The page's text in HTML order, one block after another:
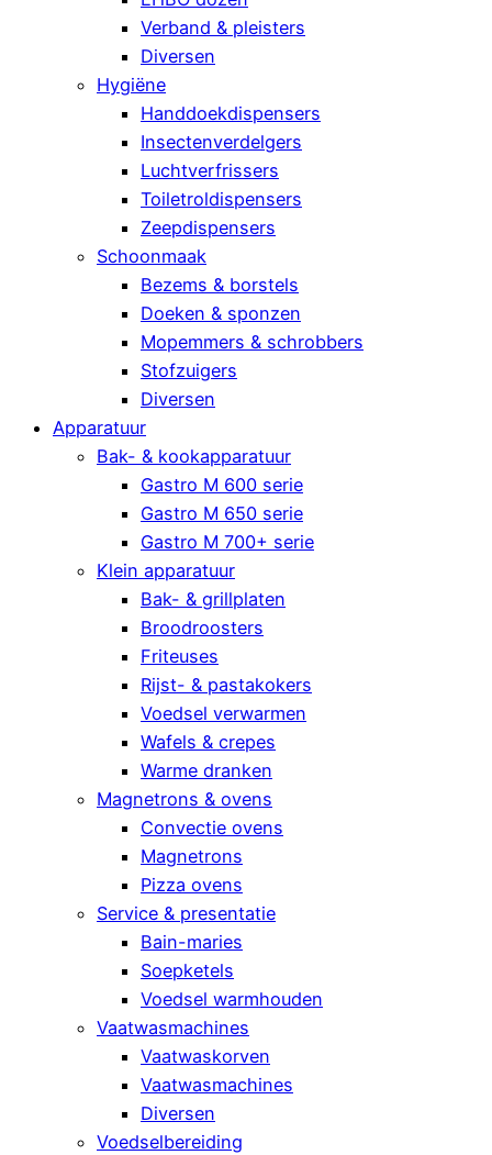
Verband & pleisters
Diversen
Hygiëne
Handdoekdispensers
Insectenverdelgers
Luchtverfrissers
Toiletroldispensers
Zeepdispensers
Schoonmaak
Bezems & borstels
Doeken & sponzen
Mopemmers & schrobbers
Stofzuigers
Diversen
Apparatuur
Bak- & kookapparatuur
Gastro M 600 serie
Gastro M 650 serie
Gastro M 700+ serie
Klein apparatuur
Bak- & grillplaten
Broodroosters
Friteuses
Rijst- & pastakokers
Voedsel verwarmen
Wafels & crepes
Warme dranken
Magnetrons & ovens
Convectie ovens
Magnetrons
Pizza ovens
Service & presentatie
Bain-maries
Soepketels
Voedsel warmhouden
Vaatwasmachines
Vaatwaskorven
Vaatwasmachines
Diversen
Voedselbereiding